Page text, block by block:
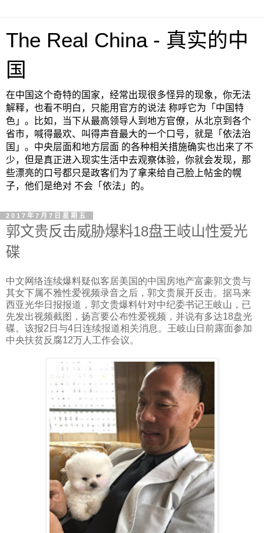
The Real China - 真实的中
国
在中国这个奇特的国家，经常出现很多怪异的现象，你无法
解释，也看不明白，只能用官方的说法 称呼它为「中国特
色」。比如，当下从最高领导人到地方官僚，从北京到各个
省市，喊得最欢、叫得声音最大的一个口号，就是「依法治
国」。中央层面和地方层面 的各种相关措施确实也出来了不
少，但是真正进入现实生活中去观察体验，你就会发现，那
些漂亮的口号都只是政客们为了拿来给自己脸上帖金的幌
子，他们是绝对 不会「依法」的。
2017年7月7日星期五
郭文贵反击威胁爆料18盘王岐山性爱光
碟
中文网络连续爆料疑似客居美国的中国房地产富豪郭文贵与
其女下属不雅性爱视频录音之后，郭文贵展开反击。据马来
西亚光华日报报道，郭文贵爆料针对中纪委书记王岐山，已
先发出视频截图，扬言要公布性爱视频，并说有多达18盘光
碟。该报2 日与4日连续报道相关消息。王岐山日前露面参加
中央扶贫反腐12万人工作会议。